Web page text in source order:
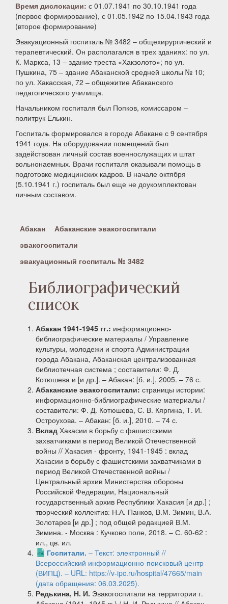
Время дислокации: с 01.07.1941 по 30.10.1941 года
(первое формирование), с 01.05.1942 по 15.04.1943 года
(второе формирование)
Эвакуационный госпиталь № 3482 – общехирургический и
терапевтический. Он располагался в трех зданиях: по ул.
К. Маркса, 13 – здание треста «Хакзолото»; по ул.
Пушкина, 75 – здание Абаканской средней школы № 10;
по ул. Хакасская, 72 – общежитие Абаканского
педагогического училища.
Начальником госпиталя был Попков, комиссаром –
политрук Елькин.
Госпиталь формировался в городе Абакане с 9 сентября
1941 года. На оборудовании помещений был
задействован личный состав военнослужащих и штат
вольнонаемных. Врачи госпиталя оказывали помощь в
подготовке медицинских кадров. В начале октября
(5.10.1941 г.) госпиталь был еще не доукомплектован
личным составом.
Абакан
Абаканские эвакогоспитали
эвакогоспитали
эвакуационный госпиталь № 3482
Библиографический
список
Абакан 1941-1945 гг.: информационно-
библиографические материалы / Управление
культуры, молодежи и спорта Администрации
города Абакана, Абаканская централизованная
библиотечная система ; составители: Ф. Д.
Котюшева и [и др.]. – Абакан: [б. и.], 2005. – 76 с.
Абаканские эвакогоспитали: страницы истории:
информационно-библиографические материалы /
составители: Ф. Д. Котюшева, С. В. Кяргина, Т. И.
Остроухова. – Абакан: [б. и.], 2010. – 74 с.
Вклад Хакасии в борьбу с фашистскими
захватчиками в период Великой Отечественной
войны // Хакасия - фронту, 1941-1945 : вклад
Хакасии в борьбу с фашистскими захватчиками в
период Великой Отечественной войны /
Центральный архив Министерства обороны
Российской Федерации, Национальный
государственный архив Республики Хакасия [и др.] ;
творческий коллектив: Н.А. Панков, В.М. Зимин, В.А.
Золотарев [и др.] ; под общей редакцией В.М.
Зимина. - Москва : Кучково поле, 2018. – С. 60-62 :
ил., цв. ил.
Госпитали. – Текст: электронный //
Всероссийский информационно-поисковый центр
(ВИПЦ). – URL: https://v-ipc.ru/hospital/47665/main
(дата обращения: 06.03.2025).
Редькина, Н. И. Эвакогоспитали на территории г.